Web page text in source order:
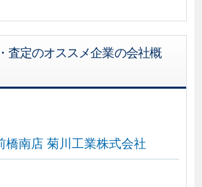
査定のオススメ企業の会社概
橋南店 菊川工業株式会社